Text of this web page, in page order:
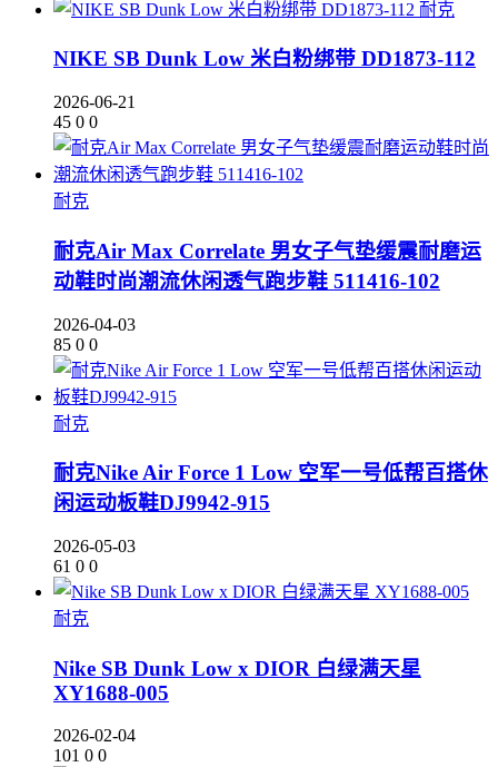
耐克
NIKE SB Dunk Low 米白粉绑带 DD1873-112
2026-06-21
45 0 0
耐克
耐克Air Max Correlate 男女子气垫缓震耐磨运
动鞋时尚潮流休闲透气跑步鞋 511416-102
2026-04-03
85 0 0
耐克
耐克Nike Air Force 1 Low 空军一号低帮百搭休
闲运动板鞋DJ9942-915
2026-05-03
61 0 0
耐克
Nike SB Dunk Low x DIOR 白绿满天星
XY1688-005
2026-02-04
101 0 0